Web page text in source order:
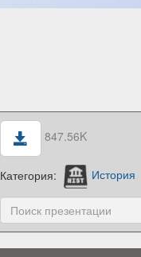
847.56K
Категория: История